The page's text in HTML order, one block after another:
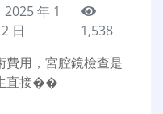
2025 年 1
日
1,538
費用，宮腔鏡檢查是
直接��